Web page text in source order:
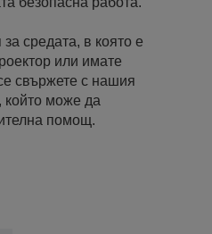
средата, в която е
или имате
свържете с нашия
който може да
помощ.